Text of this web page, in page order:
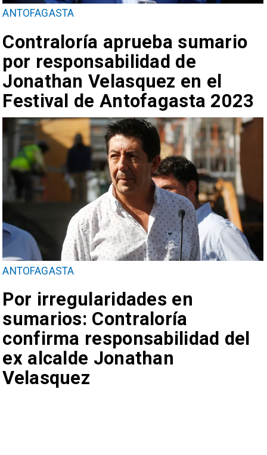
ANTOFAGASTA
Contraloría aprueba sumario
por responsabilidad de
Jonathan Velasquez en el
Festival de Antofagasta 2023
ANTOFAGASTA
Por irregularidades en
sumarios: Contraloría
confirma responsabilidad del
ex alcalde Jonathan
Velasquez